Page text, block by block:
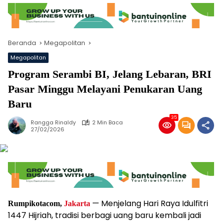
Beranda Megapolitan
Megapolitan
Program Serambi BI, Jelang Lebaran, BRI
Pasar Minggu Melayani Penukaran Uang
Baru
Rangga Rinaldy
2 Min Baca
27/02/2026
35
Rumpikotacom, Jakarta — Menjelang Hari Raya Idulfitri
1447 Hijriah, tradisi berbagi uang baru kembali jadi